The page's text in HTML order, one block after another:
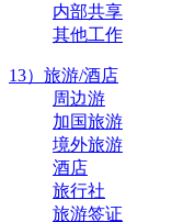
内部共享
其他工作
13）旅游/酒店
周边游
加国旅游
境外旅游
酒店
旅行社
旅游签证